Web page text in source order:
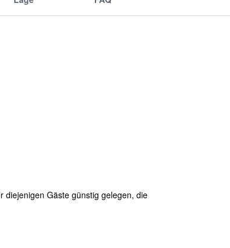
diejenigen Gäste günstig gelegen, die